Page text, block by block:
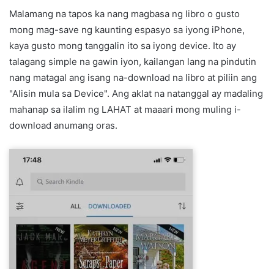
Malamang na tapos ka nang magbasa ng libro o gusto
mong mag-save ng kaunting espasyo sa iyong iPhone,
kaya gusto mong tanggalin ito sa iyong device. Ito ay
talagang simple na gawin iyon, kailangan lang na pindutin
nang matagal ang isang na-download na libro at piliin ang
"Alisin mula sa Device". Ang aklat na natanggal ay madaling
mahanap sa ilalim ng LAHAT at maaari mong muling i-
download anumang oras.